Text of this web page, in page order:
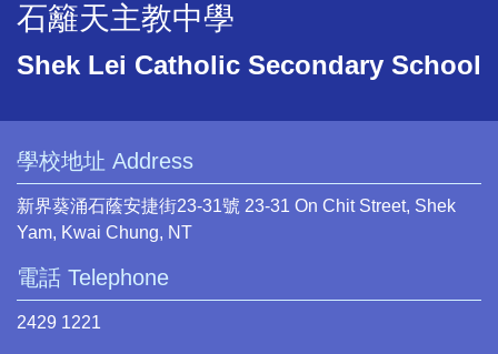
石籬天主教中學
Shek Lei Catholic Secondary School
學校地址 Address
新界葵涌石蔭安捷街23-31號 23-31 On Chit Street, Shek
Yam, Kwai Chung, NT
電話 Telephone
2429 1221